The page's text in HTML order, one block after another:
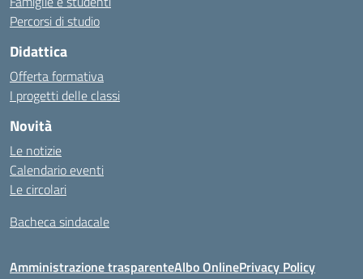
Percorsi di studio
Didattica
Offerta formativa
I progetti delle classi
Novità
Le notizie
Calendario eventi
Le circolari
Bacheca sindacale
Amministrazione trasparenteAlbo OnlinePrivacy Policy